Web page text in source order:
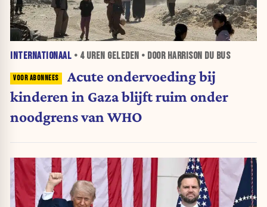
INTERNATIONAAL • 4 UREN GELEDEN • DOOR HARRISON DU BUS
Acute ondervoeding bij
kinderen in Gaza blijft ruim onder
noodgrens van WHO